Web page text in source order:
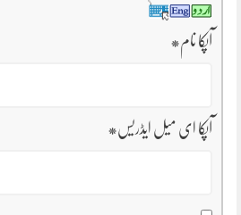
آپکا نام*
آپکا ای میل ایڈریس*